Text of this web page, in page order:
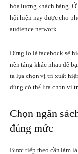
hóa lượng khách hàng. Ở
hội hiện nay được cho
audience network.
Đừng lo là facebook sẽ
nền tảng khác nhau để
ta lựa chọn vị trí xuất
dùng có thể lựa chọn vị
Chọn ngân
đúng mức
Bước tiếp theo cần làm